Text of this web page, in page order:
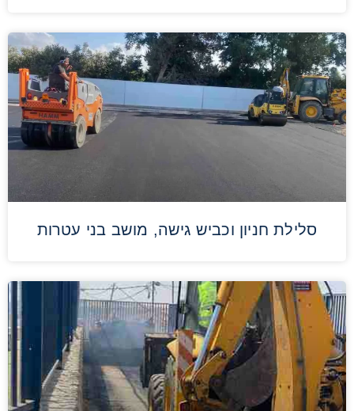
סלילת חניון וכביש גישה, מושב בני עטרות